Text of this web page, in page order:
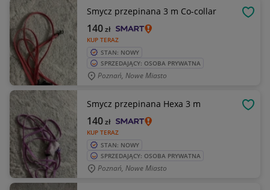
Smycz przepinana 3 m Co-collar
KUP TERAZ
140zł
STAN: NOWY
SPRZEDAJĄCY: OSOBA PRYWATNA
Poznań, Nowe Miasto
Smycz przepinana Hexa 3 m
KUP TERAZ
140zł
STAN: NOWY
SPRZEDAJĄCY: OSOBA PRYWATNA
Poznań, Nowe Miasto